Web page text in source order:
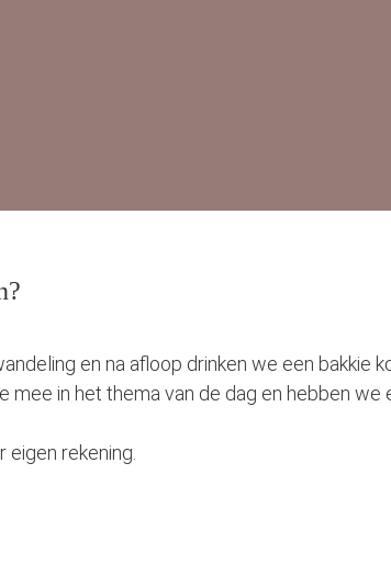
en na afloop drinken we een bakkie
mee in het thema van de dag en hebben we
eigen rekening.